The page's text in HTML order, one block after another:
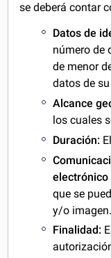
se deberá contar
Datos de
número de
de menor
datos de
Alcance
los cuales
Duración:
electrónico
que se
y/o imagen.
Finalidad: